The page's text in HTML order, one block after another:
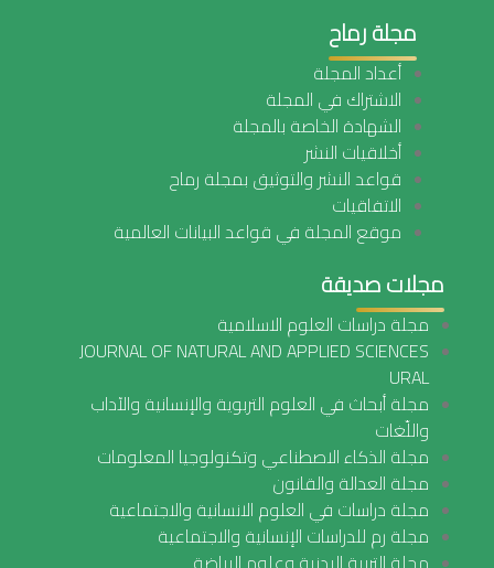
مجلة رماح
أعداد المجلة
الاشتراك في المجلة
الشهادة الخاصة بالمجلة
أخلاقيات النشر
قواعد النشر والتوثيق بمجلة رماح
الاتفاقيات
موقع المجلة في قواعد البيانات العالمية
مجلات صديقة
مجلة دراسات العلوم الاسلامية
JOURNAL OF NATURAL AND APPLIED SCIENCES
URAL
مجلة أبحاث في العلوم التربوية والإنسانية والآداب
واللّغات
مجلة الذكاء الاصطناعي وتكنولوجيا المعلومات
مجلة العدالة والقانون
مجلة دراسات في العلوم الانسانية والاجتماعية
مجلة رم للدراسات الإنسانية والاجتماعية